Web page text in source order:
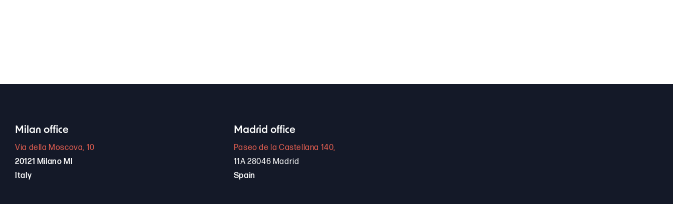
Milan office
Via della Moscova, 10
20121 Milano MI
Italy
Madrid office
Paseo de la Castellana 140,
11A 28046 Madrid
Spain